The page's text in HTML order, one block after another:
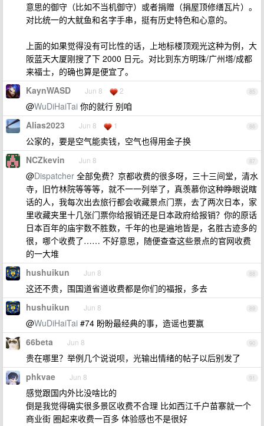
意思的御守（比如不当机御守）或者捐赠（捐屋顶修缮瓦片）。
对比统一的大鱿鱼和名字手串，挺有历史特色和心意的。
上面的如果觉得没有可比性的话，上地标楼顶观光这种为例，大
阪蓝天大厦刚搜了下 2000 日元。对比到东方明珠/广州塔/成都
来福士，的确也算是便宜了。
85
KaynWASD Jun 8 2
@WuDiHaiTai 你的就行 别咱
86
Alias2023 Jun 8 1
公家的，要是空气能卖钱，空气也得用金子换
87
NCZkevin Jun 8
@Dispatcher 全部免费？京都收费的很多呀，三十三间堂，清水
寺，旧竹林院等等等，就不一一列举了，真羡慕你这种睁眼说瞎
话的人，我每次出去旅行都会收藏景点门票，去了两次日本，家
里收藏夹里十几张门票你给报销还是日本政府给报销？你的原话
日本百年的庙宇数不胜数，千年的也是遍地皆是，名胜古迹多的
很，哪个收费了…… 不好意思，随便查查这些景点的官网收费
的一大堆
88
hushuikun Jun 8
这还不贵，围国道省道收费都是你们的福报，多去
89
hushuikun Jun 8
@WuDiHaiTai #74 盼盼最经典的事，造谣也要赢
90
66beta Jun 8
贵在哪里？举例几个说说呗，光输出情绪的帖子以后别发了
91
phkvae Jun 8
感觉跟国内外比没啥比的
倒是我觉得确实很多景区收费不合理 比如西江千户苗寨就一个
商业街 圈起来收费一百多 体验感也不是很好